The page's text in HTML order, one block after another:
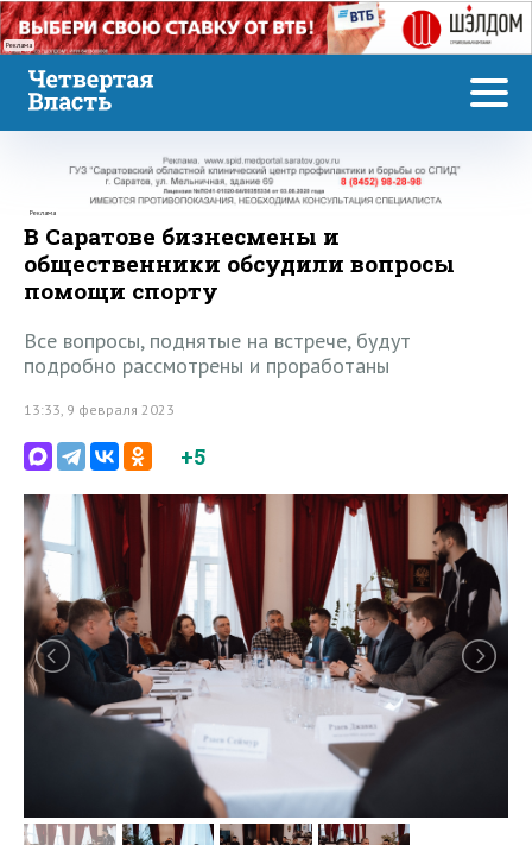
Реклама
Реклама
В Саратове бизнесмены и
общественники обсудили вопросы
помощи спорту
Все вопросы, поднятые на встрече, будут
подробно рассмотрены и проработаны
13:33, 9 февраля 2023
+5